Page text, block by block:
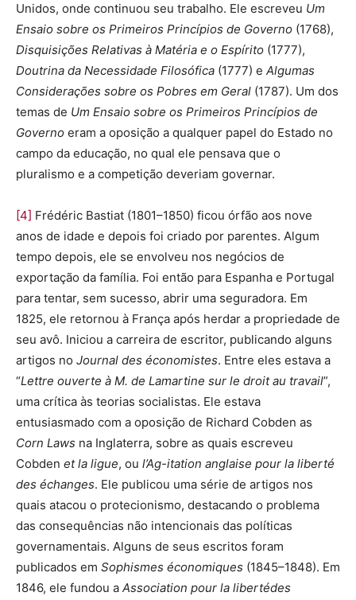
Unidos, onde continuou seu trabalho. Ele escreveu Um
Ensaio sobre os Primeiros Princípios de Governo (1768),
Disquisições Relativas à Matéria e o Espírito (1777),
Doutrina da Necessidade Filosófica (1777) e Algumas
Considerações sobre os Pobres em Geral (1787). Um dos
temas de Um Ensaio sobre os Primeiros Princípios de
Governo eram a oposição a qualquer papel do Estado no
campo da educação, no qual ele pensava que o
pluralismo e a competição deveriam governar.
[4] Frédéric Bastiat (1801–1850) ficou órfão aos nove
anos de idade e depois foi criado por parentes. Algum
tempo depois, ele se envolveu nos negócios de
exportação da família. Foi então para Espanha e Portugal
para tentar, sem sucesso, abrir uma seguradora. Em
1825, ele retornou à França após herdar a propriedade de
seu avô. Iniciou a carreira de escritor, publicando alguns
artigos no Journal des économistes. Entre eles estava a
“Lettre ouverte à M. de Lamartine sur le droit au travail”,
uma crítica às teorias socialistas. Ele estava
entusiasmado com a oposição de Richard Cobden as
Corn Laws na Inglaterra, sobre as quais escreveu
Cobden et la ligue, ou l’Ag-itation anglaise pour la liberté
des échanges. Ele publicou uma série de artigos nos
quais atacou o protecionismo, destacando o problema
das consequências não intencionais das políticas
governamentais. Alguns de seus escritos foram
publicados em Sophismes économiques (1845–1848). Em
1846, ele fundou a Association pour la libertédes